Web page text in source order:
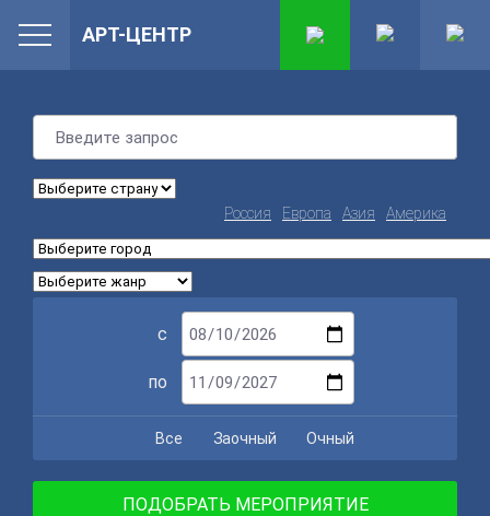
Россия Европа Азия Америка
с
по
Все Заочный Очный
ПОДОБРАТЬ МЕРОПРИЯТИЕ
АРТ-ЦЕНТР